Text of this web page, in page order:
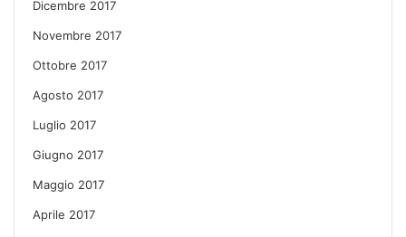
Dicembre 2017
Novembre 2017
Ottobre 2017
Agosto 2017
Luglio 2017
Giugno 2017
Maggio 2017
Aprile 2017